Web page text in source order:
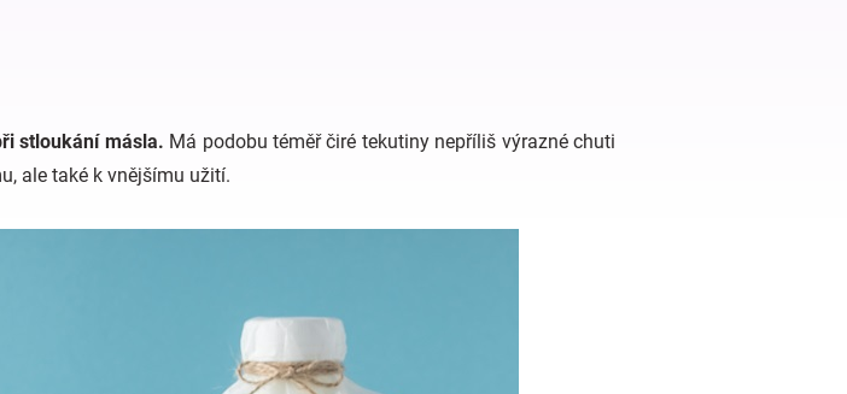
stloukání másla. Má podobu téměř čiré tekutiny nepříliš výrazné chuti
ale také k vnějšímu užití.